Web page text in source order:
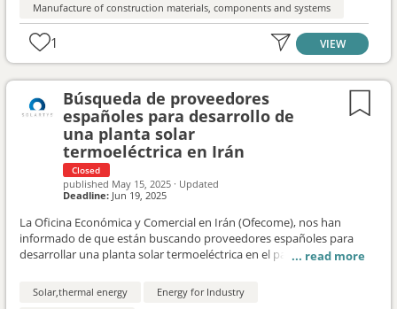
implementación de la minería urbana y la industrialización con el
fin de generar un nuevo producto aplicable de manera prioritaria
en el espacio público, aunque la solución también podría aplicarse
a la edificación. Los resultados del proceso de investigación e
innovación se plasmarán durante el Congreso Internacional de
Arquitectura. A la vez, se harán pruebas piloto en obras de
reurbanización del espacio público de la ciudad durante el 2026. El
piloto se monitorizará durante un año para evaluar el logro de los
resultados esperados.
Manufacture of construction materials, components and systems
1 VIEW
Búsqueda de proveedores
españoles para desarrollo de
una planta solar
termoeléctrica en Irán
Closed
published May 15, 2025 · Updated
Deadline: Jun 19, 2025
La Oficina Económica y Comercial en Irán (Ofecome), nos han
informado de que están buscando proveedores españoles para
desarrollar una planta solar termoeléctrica en el país. Proyecto de
Solar,thermal energy
Energy for Industry